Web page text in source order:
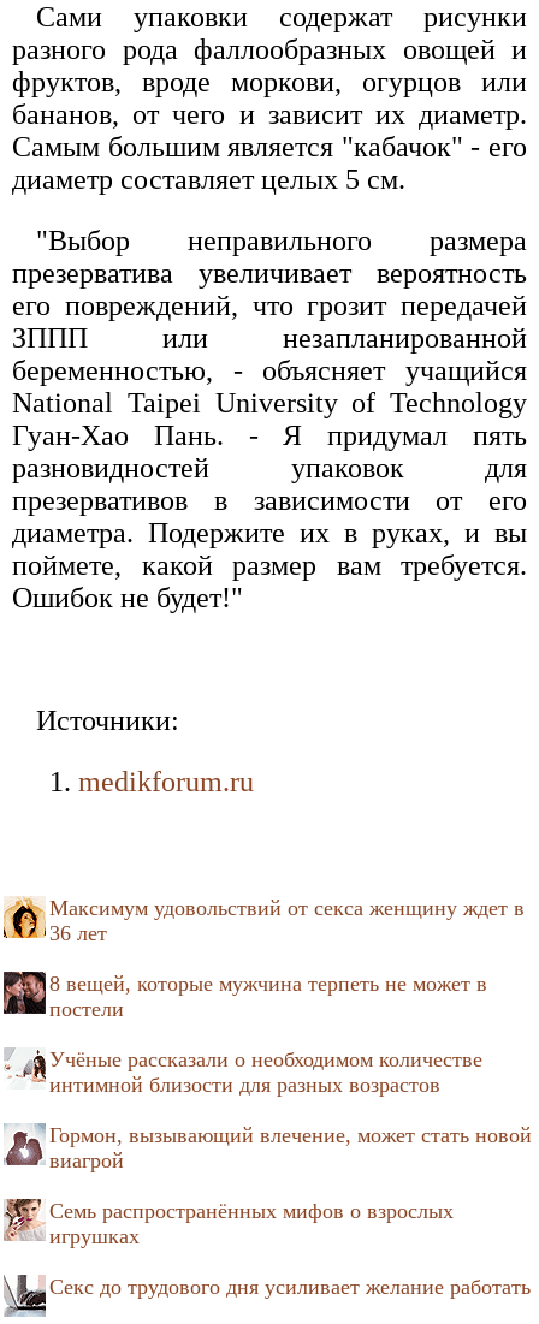
Сами упаковки содержат рисунки
разного рода фаллообразных овощей и
фруктов, вроде моркови, огурцов или
бананов, от чего и зависит их диаметр.
Самым большим является "кабачок" - его
диаметр составляет целых 5 см.
"Выбор неправильного размера
презерватива увеличивает вероятность
его повреждений, что грозит передачей
ЗППП или незапланированной
беременностью, - объясняет учащийся
National Taipei University of Technology
Гуан-Хао Пань. - Я придумал пять
разновидностей упаковок для
презервативов в зависимости от его
диаметра. Подержите их в руках, и вы
поймете, какой размер вам требуется.
Ошибок не будет!"
Источники:
medikforum.ru
Максимум удовольствий от секса женщину ждет в
36 лет
8 вещей, которые мужчина терпеть не может в
постели
Учёные рассказали о необходимом количестве
интимной близости для разных возрастов
Гормон, вызывающий влечение, может стать новой
виагрой
Семь распространённых мифов о взрослых
игрушках
Секс до трудового дня усиливает желание работать